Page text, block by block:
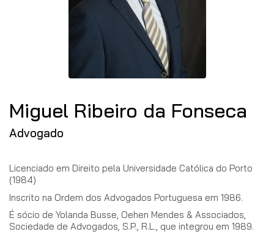
Miguel Ribeiro da Fonseca
Advogado
Licenciado em Direito pela Universidade Católica do Porto
(1984)
Inscrito na Ordem dos Advogados Portuguesa em 1986.
É sócio de Yolanda Busse, Oehen Mendes & Associados,
Sociedade de Advogados, S.P., R.L., que integrou em 1989.